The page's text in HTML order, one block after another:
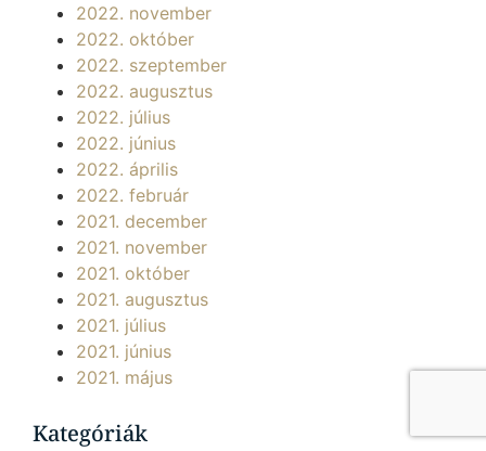
2022. november
2022. október
2022. szeptember
2022. augusztus
2022. július
2022. június
2022. április
2022. február
2021. december
2021. november
2021. október
2021. augusztus
2021. július
2021. június
2021. május
Kategóriák